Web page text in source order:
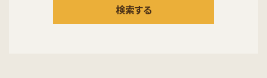
検索する